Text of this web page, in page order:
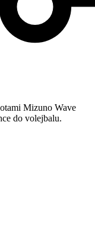
Mizuno Wave
do volejbalu.